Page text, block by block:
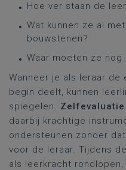
Hoe ver staan de
Wat kunnen ze al
bouwstenen?
Waar moeten ze nog
Wanneer je als leraar
begin deelt, kunnen
spiegelen. Zelfevaluatie
daarbij krachtige
ondersteunen zonder
voor de leraar. Tijdens
als leerkracht